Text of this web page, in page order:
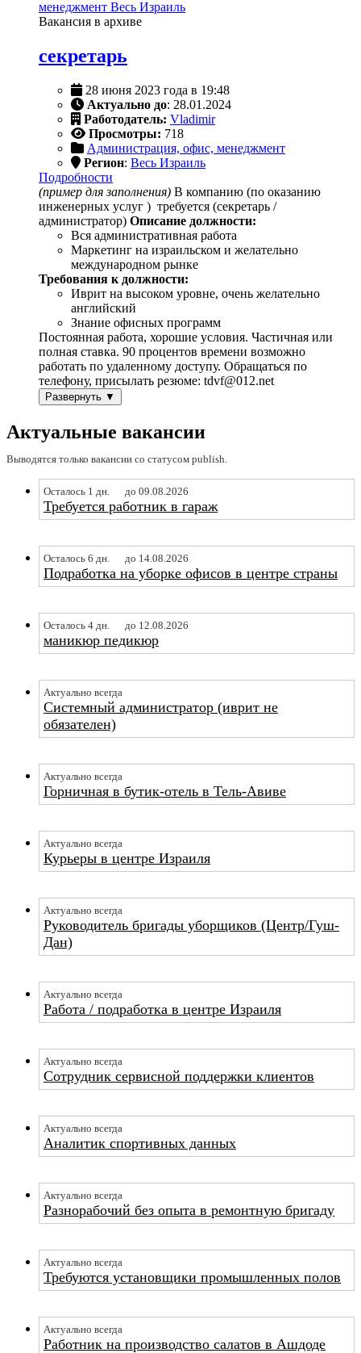
менеджмент Весь Израиль
Вакансия в архиве
секретарь
28 июня 2023 года в 19:48
Актуально до: 28.01.2024
Работодатель: Vladimir
Просмотры: 718
Администрация, офис, менеджмент
Регион: Весь Израиль
Подробности
(пример для заполнения) В компанию (по оказанию
инженерных услуг ) требуется (секретарь /
администратор) Описание должности:
Вся административная работа
Маркетинг на израильском и желательно
международном рынке
Требования к должности:
Иврит на высоком уровне, очень желательно
английский
Знание офисных программ
Постоянная работа, хорошие условия. Частичная или
полная ставка. 90 процентов времени возможно
работать по удаленному доступу. Обращаться по
телефону, присылать резюме: tdvf@012.net
Развернуть ▼
Актуальные вакансии
Выводятся только вакансии со статусом publish.
Осталось 1 дн. до 09.08.2026
Требуется работник в гараж
Осталось 6 дн. до 14.08.2026
Подработка на уборке офисов в центре страны
Осталось 4 дн. до 12.08.2026
маникюр педикюр
Актуально всегда
Системный администратор (иврит не
обязателен)
Актуально всегда
Горничная в бутик-отель в Тель-Авиве
Актуально всегда
Курьеры в центре Израиля
Актуально всегда
Руководитель бригады уборщиков (Центр/Гуш-
Дан)
Актуально всегда
Работа / подработка в центре Израиля
Актуально всегда
Сотрудник сервисной поддержки клиентов
Актуально всегда
Аналитик спортивных данных
Актуально всегда
Разнорабочий без опыта в ремонтную бригаду
Актуально всегда
Требуются установщики промышленных полов
Актуально всегда
Работник на производство салатов в Ашдоде